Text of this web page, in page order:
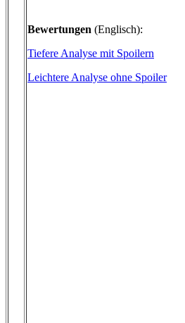
Bewertungen (Englisch):
Tiefere Analyse mit Spoilern
Leichtere Analyse ohne Spoiler